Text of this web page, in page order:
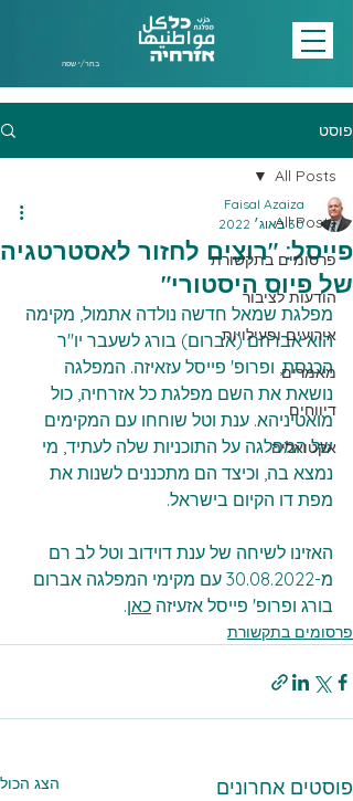
בחר/י שפה
פוסט
All Posts
פרסומים בתקשורת
הודעות לציבור
אירועים ופעילויות
מאמרים
דיווחים
אקטואליה
All Posts
פייסל: "רוצים לחזור לאסטרטגיה
של פיוס היסטורי"
Faisal Azaiza
30 באוג׳ 2022
מפלגת שמאל חדשה נולדה אתמול, מקימה
הוא אברהם (אברום) בורג לשעבר יו"ר
הכנסת, ופרופ' פייסל עזאיזה. המפלגה
נושאת את השם מפלגת כל אזרחיה, כול
מואטיניהא. ענת וטל שוחחו עם המקימים
של המפלגה על התוכניות שלה לעתיד, מי
נמצא בה, וכיצד הם מתכננים לשנות את
מפת דו הקיום בישראל.
האזינו לשיחה של ענת דוידוב וטל לב רם
מ-30.08.2022 עם מקימי המפלגה אברום
בורג ופרופ' פייסל אזעיזה כאן.
פרסומים בתקשורת
פוסטים אחרונים הצג הכול